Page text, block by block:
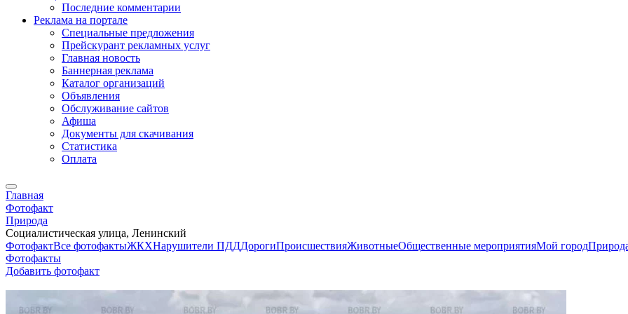
Последние комментарии
Реклама на портале
Специальные предложения
Прейскурант рекламных услуг
Главная новость
Баннерная реклама
Каталог организаций
Объявления
Обслуживание сайтов
Афиша
Документы для скачивания
Статистика
Оплата
Главная
Фотофакт
Природа
Социалистическая улица, Ленинский
ФотофактВсе фотофактыЖКХНарушители ПДДДорогиПроисшествияЖивотныеОбщественные мероприятияМой город
Фотофакты
Добавить фотофакт